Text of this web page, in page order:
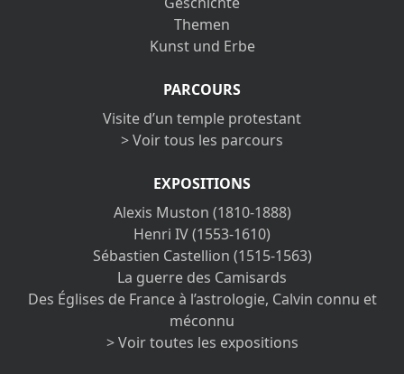
Themen
Kunst und Erbe
PARCOURS
Visite d’un temple protestant
> Voir tous les parcours
EXPOSITIONS
Alexis Muston (1810-1888)
Henri IV (1553-1610)
Sébastien Castellion (1515-1563)
La guerre des Camisards
Des Églises de France à l’astrologie, Calvin connu et
méconnu
> Voir toutes les expositions